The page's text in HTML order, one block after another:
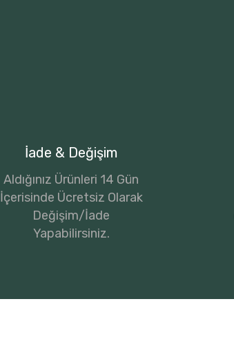
İade & Değişim
Aldığınız Ürünleri 14 Gün
İçerisinde Ücretsiz Olarak
Değişim/İade
Yapabilirsiniz.